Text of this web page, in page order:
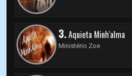
3.Aquieta Minh'alma
Ministério Zoe